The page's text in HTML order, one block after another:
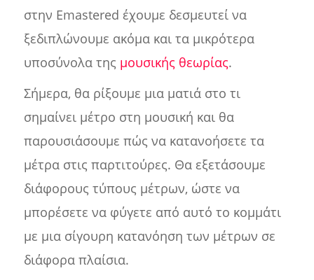
στην Emastered έχουμε δεσμευτεί να
ξεδιπλώνουμε ακόμα και τα μικρότερα
υποσύνολα της μουσικής θεωρίας.
Σήμερα, θα ρίξουμε μια ματιά στο τι
σημαίνει μέτρο στη μουσική και θα
παρουσιάσουμε πώς να κατανοήσετε τα
μέτρα στις παρτιτούρες. Θα εξετάσουμε
διάφορους τύπους μέτρων, ώστε να
μπορέσετε να φύγετε από αυτό το κομμάτι
με μια σίγουρη κατανόηση των μέτρων σε
διάφορα πλαίσια.